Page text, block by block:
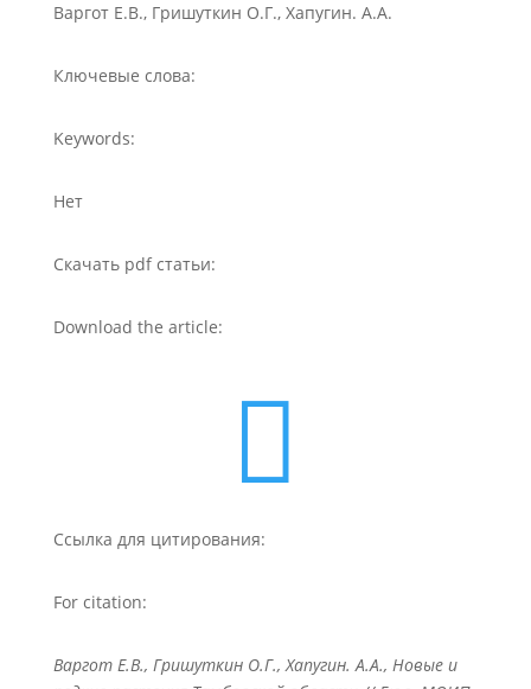
Варгот Е.В., Гришуткин О.Г., Хапугин. А.А.
Ключевые слова:
Keywords:
Нет
Скачать pdf статьи:
Download the article:

Ссылка для цитирования:
For citation:
Варгот Е.В., Гришуткин О.Г., Хапугин. А.А., Новые и